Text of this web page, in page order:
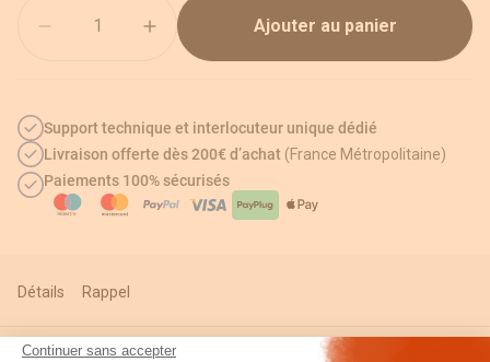
Continuer sans accepter
Ajouter au panier
Support technique et interlocuteur unique dédié
Livraison offerte dès 200€ d’achat (France Métropolitaine)
Paiements 100% sécurisés
Détails Rappel